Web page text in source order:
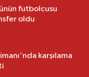
futbolcusu
oldu
karşılama